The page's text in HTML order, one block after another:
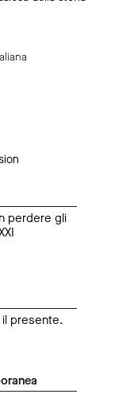
perdere gli
presente.